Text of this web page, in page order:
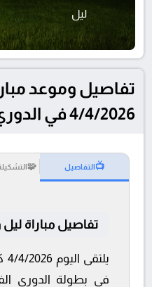
ليل
تفاصيل وموعد
4/4/2026 في الدوري الفرنسي
📺التفاصيل 🧩
تفاصيل مباراة
فى بطولة الدوري